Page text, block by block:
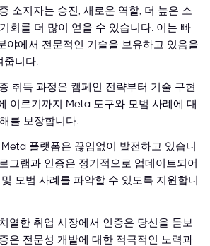
소지자는 승진, 새로운 역할, 더 높은 소
회를 더 많이 얻을 수 있습니다. 이는 빠
야에서 전문적인 기술을 보유하고 있음을
줍니다.
취득 과정은 캠페인 전략부터 기술 구현
이르기까지 Meta 도구와 모범 사례에 대
를 보장합니다.
플랫폼은 끊임없이 발전하고 있습니
그램과 인증은 정기적으로 업데이트되어
모범 사례를 파악할 수 있도록 지원합니
열한 취업 시장에서 인증은 당신을 돋보
은 전문성 개발에 대한 적극적인 노력과